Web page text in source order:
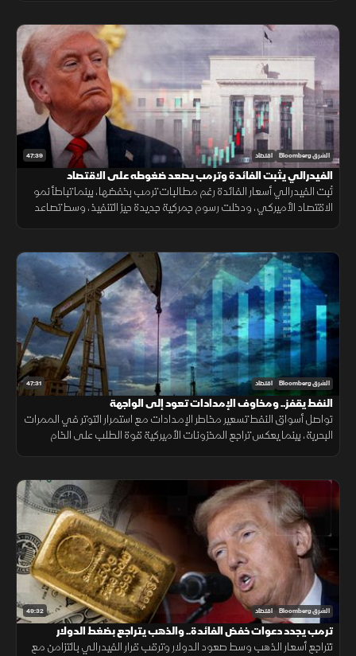
47:39 الشرق Bloomberg اقتصاد
الفيدرالي يثبت الفائدة وترمب يصعد ضغوطه على الاقتصاد
ثبت الفيدرالي أسعار الفائدة رغم مطالبات ترمب بخفضها، بينما تباطأ نمو
الاقتصاد الأميركي، ودخلت رسوم جمركية جديدة حيز التنفيذ، وسط تصاعد
47:31 الشرق Bloomberg اقتصاد
النفط يقفز.. ومخاوف الإمدادات تعود إلى الواجهة
تواصل أسواق النفط تسعير مخاطر الإمدادات مع استمرار التوتر في الممرات
البحرية، بينما يعكس تراجع المخزونات الأميركية قوة الطلب على الخام
49:32 الشرق Bloomberg اقتصاد
ترمب يجدد دعوات خفض الفائدة.. والذهب يتراجع بضغط الدولار
تتراجع أسعار الذهب وسط صعود الدولار وترقب قرار الفيدرالي بالتزامن مع